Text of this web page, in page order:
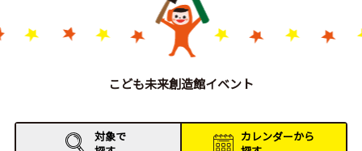
Gがくえん
お知らせこども未来創造館イベント
対象で
カレンダーから